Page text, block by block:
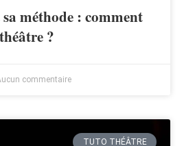
méthode : comment
?
commentaire
TUTO THÉÂTRE